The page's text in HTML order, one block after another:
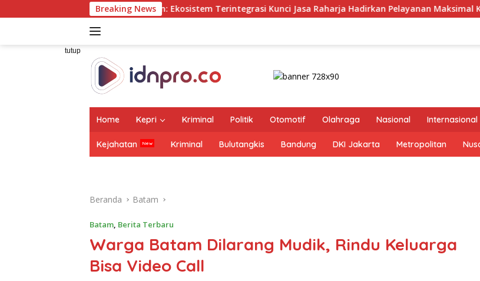
ke
Breaking News
Ekosistem Terintegrasi Kunci Jasa Raharja Hadirkan Pelayanan Maksimal Kepada masyarakat
tutup
Home Kepri Kriminal Politik Otomotif Olahraga Nasional Internasional
Kejahatan Kriminal Bulutangkis Bandung DKI Jakarta Metropolitan
Beranda Batam
Batam, Berita Terbaru
Warga Batam Dilarang Mudik, Rindu Keluarga
Bisa Video Call